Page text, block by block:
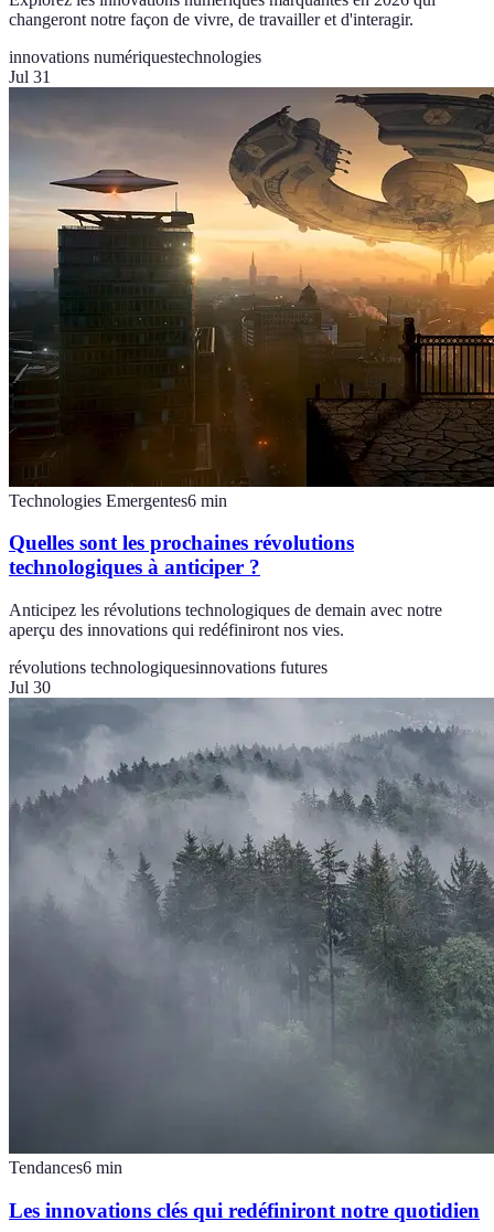
changeront notre façon de vivre, de travailler et d'interagir.
innovations numériquestechnologies
Jul 31
Technologies Emergentes6 min
Quelles sont les prochaines révolutions
technologiques à anticiper ?
Anticipez les révolutions technologiques de demain avec notre
aperçu des innovations qui redéfiniront nos vies.
révolutions technologiquesinnovations futures
Jul 30
Tendances6 min
Les innovations clés qui redéfiniront notre quotidien